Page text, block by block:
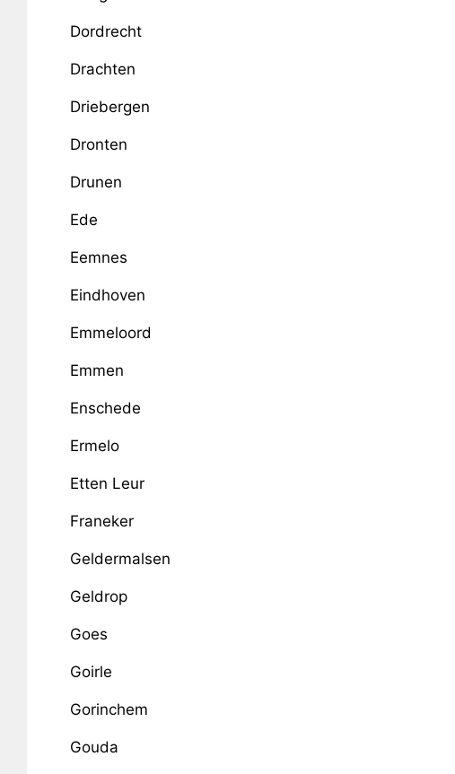
Dordrecht
Drachten
Driebergen
Dronten
Drunen
Ede
Eemnes
Eindhoven
Emmeloord
Emmen
Enschede
Ermelo
Etten Leur
Franeker
Geldermalsen
Geldrop
Goes
Goirle
Gorinchem
Gouda